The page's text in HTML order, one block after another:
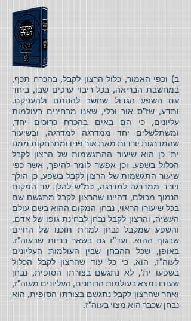
ב) וכפי האמור, כלול הרצון לקבל, בהכרח תכף,
במחשבת הבריאה, בכל ריבוי ערכים שבו, ביחד
עם השפע הגדול שחשב להנותם ולהעניקם.
ותדע, שז"ס אור וכלי, שאנו מבחינים בעולמות
עליונים, כי הם באים בהכרח כרוכים יחד,
ומשתלשלים יחד ממדרגה למדרגה, ובשיעור
שהמדרגות יורדות מאת אור פניו ומתרחקות ממנו
ית' כן הוא שיעור ההתגשמות של הרצון לקבל
הכלול בשפע. וכן אפשר לומר להיפך, אשר כפי
שיעור התגשמות של הרצון לקבל בשפע, כן הולך
ויורד ממדרגה למדרגה, כמ"ש להלן. עד המקום
הנמוך מכולם, דהיינו שהרצון לקבל מתגשם שם
בכל שיעורו הראוי, נבחן המקום ההוא בשם עולם
העשיה, והרצון לקבל נבחן לבחינת גופו של אדם,
והשפע שמקבל נבחן למדת תוכנו של החיים
שבגוף ההוא. ועד"ז גם בשאר בריות שבעוה"ז.
באופן, שכל ההבחן שבין העולמות העליונים
לעוה"ז, הוא, כי כל עוד שהרצון לקבל הכלול
בשפעו ית', לא נתגשם בצורתו הסופית, נבחן
שעודו נמצא בעולמות הרוחנים, העליונים מעוה"ז,
ואחר שהרצון לקבל נתגשם בצורתו הסופית, הוא
נבחן שכבר הוא מצוי בעוה"ז.